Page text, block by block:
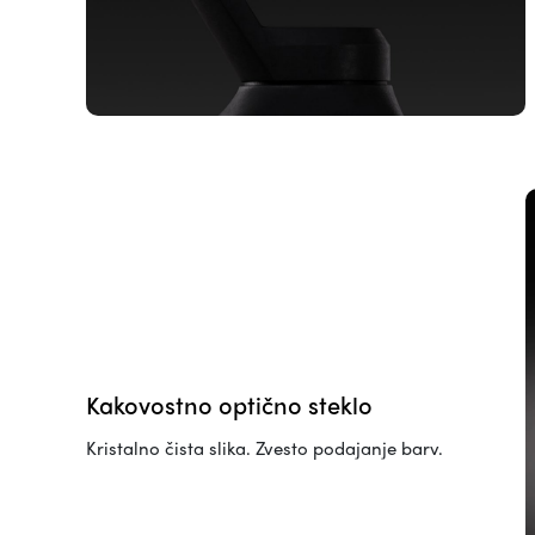
Kakovostno optično steklo
Kristalno čista slika. Zvesto podajanje barv.